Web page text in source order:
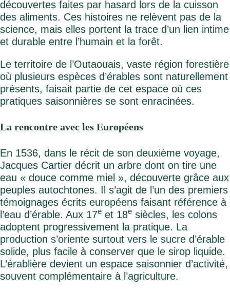
découvertes faites par hasard lors de la cuisson
des aliments. Ces histoires ne relèvent pas de la
science, mais elles portent la trace d’un lien intime
et durable entre l’humain et la forêt.
Le territoire de l’Outaouais, vaste région forestière
où plusieurs espèces d’érables sont naturellement
présents, faisait partie de cet espace où ces
pratiques saisonnières se sont enracinées.
La rencontre avec les Européens
En 1536, dans le récit de son deuxième voyage,
Jacques Cartier décrit un arbre dont on tire une
eau « douce comme miel », découverte grâce aux
peuples autochtones. Il s’agit de l’un des premiers
témoignages écrits européens faisant référence à
l’eau d’érable. Aux 17e et 18e siècles, les colons
adoptent progressivement la pratique. La
production s’oriente surtout vers le sucre d’érable
solide, plus facile à conserver que le sirop liquide.
L’érablière devient un espace saisonnier d’activité,
souvent complémentaire à l’agriculture.